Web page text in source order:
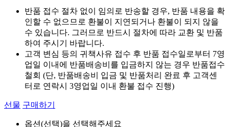
반품 접수 절차 없이 임의로 반송할 경우, 반품 내용을 확
인할 수 없으므로 환불이 지연되거나 환불이 되지 않을
수 있습니다. 그러므로 반드시 절차에 따라 교환 및 반품
하여 주시기 바랍니다.
고객 변심 등의 귀책사유 접수 후 반품 접수일로부터 7영
업일 이내에 반품배송비를 입금하지 않는 경우 반품접수
철회 (단, 반품배송비 입금 및 반품처리 완료 후 고객센
터로 연락시 3영업일 이내 환불 접수 진행)
선물 구매하기
옵션(선택)을 선택해주세요